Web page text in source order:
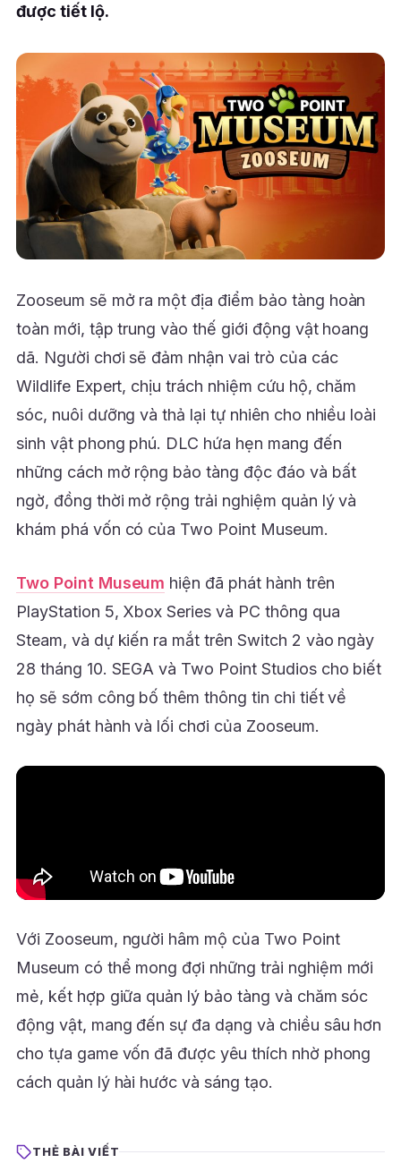
được tiết lộ.
Zooseum sẽ mở ra một địa điểm bảo tàng hoàn
toàn mới, tập trung vào thế giới động vật hoang
dã. Người chơi sẽ đảm nhận vai trò của các
Wildlife Expert, chịu trách nhiệm cứu hộ, chăm
sóc, nuôi dưỡng và thả lại tự nhiên cho nhiều loài
sinh vật phong phú. DLC hứa hẹn mang đến
những cách mở rộng bảo tàng độc đáo và bất
ngờ, đồng thời mở rộng trải nghiệm quản lý và
khám phá vốn có của Two Point Museum.
Two Point Museum hiện đã phát hành trên
PlayStation 5, Xbox Series và PC thông qua
Steam, và dự kiến ra mắt trên Switch 2 vào ngày
28 tháng 10. SEGA và Two Point Studios cho biết
họ sẽ sớm công bố thêm thông tin chi tiết về
ngày phát hành và lối chơi của Zooseum.
Với Zooseum, người hâm mộ của Two Point
Museum có thể mong đợi những trải nghiệm mới
mẻ, kết hợp giữa quản lý bảo tàng và chăm sóc
động vật, mang đến sự đa dạng và chiều sâu hơn
cho tựa game vốn đã được yêu thích nhờ phong
cách quản lý hài hước và sáng tạo.
THẺ BÀI VIẾT